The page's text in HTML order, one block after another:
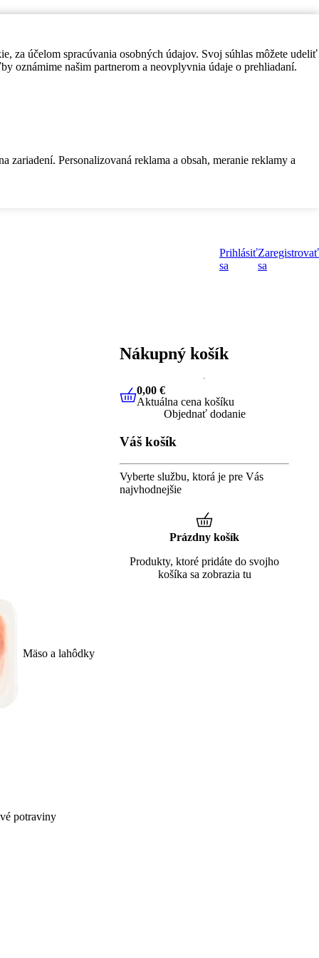
za účelom spracúvania osobných údajov. Svoj súhlas môžete udeliť
oznámime našim partnerom a neovplyvnia údaje o prehliadaní.
Personalizovaná reklama a obsah, meranie reklamy a
Prihlásiť
sa
Zaregistrovať
sa
Mäso a lahôdky
potraviny
Nákupný košík
0,00 €Aktuálna cena košíku
0,00 €
Aktuálna cena košíku
Objednať dodanie
Váš košík
Vyberte službu, ktorá je pre Vás
najvhodnejšie
Prázdny košík
Produkty, ktoré pridáte do svojho
košíka sa zobrazia tu